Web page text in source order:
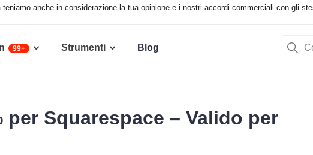
anche in considerazione la tua opinione e i nostri accordi commerciali con gli
99+ Strumenti Blog
Squarespace – Valido per